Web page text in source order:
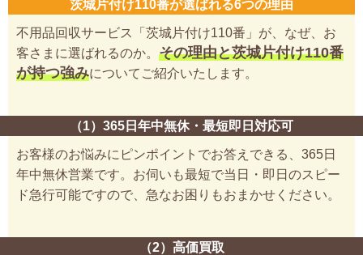
茨城片付け110番が選ばれる6つの理由
不用品回収サービス「茨城片付け110番」が、なぜ、お
客さまに選ばれるのか。 その理由と茨城片付け110番
が持つ強みについてご紹介いたします。
（1）365日年中無休・最短即日対応可
お客様のお悩みにピンポイントでお答えできる、365日
年中無休営業です。お伺いも最短で当日・即日のスピー
ド急行可能ですので、急なお困りもおまかせください。
（2）高価買取